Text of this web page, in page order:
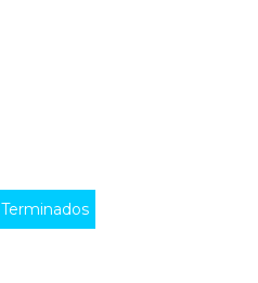
Terminados